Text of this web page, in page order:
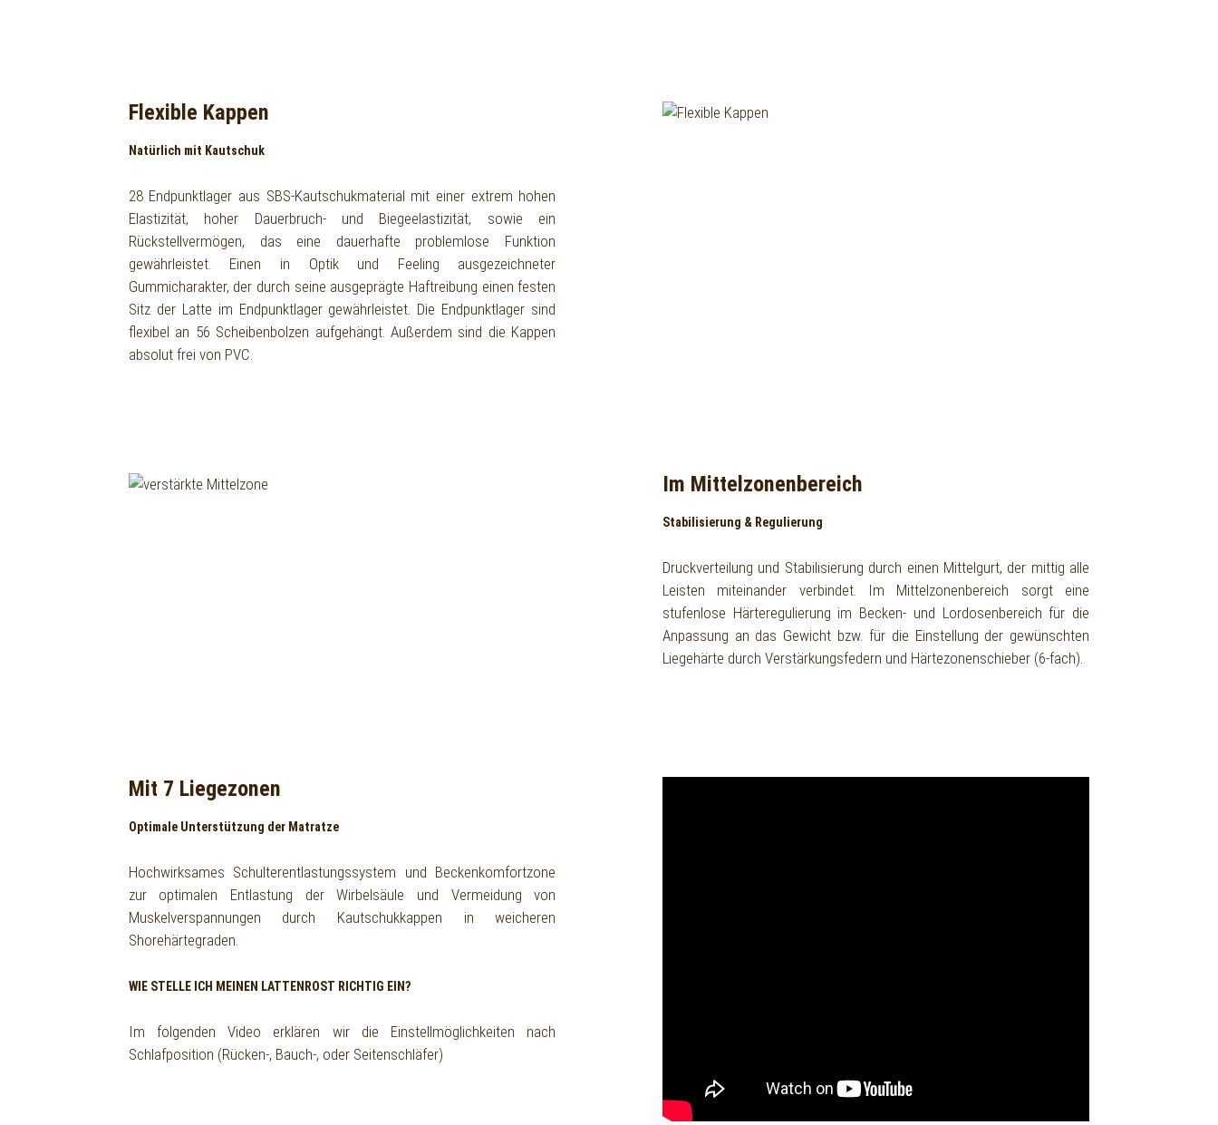
Flexible Kappen
Natürlich mit Kautschuk
28 Endpunktlager aus SBS-Kautschukmaterial mit einer extrem hohen
Elastizität, hoher Dauerbruch- und Biegeelastizität, sowie ein
Rückstellvermögen, das eine dauerhafte problemlose Funktion
gewährleistet. Einen in Optik und Feeling ausgezeichneter
Gummicharakter, der durch seine ausgeprägte Haftreibung einen festen
Sitz der Latte im Endpunktlager gewährleistet. Die Endpunktlager sind
flexibel an 56 Scheibenbolzen aufgehängt. Außerdem sind die Kappen
absolut frei von PVC.
Im Mittelzonenbereich
Stabilisierung & Regulierung
Druckverteilung und Stabilisierung durch einen Mittelgurt, der mittig alle
Leisten miteinander verbindet. Im Mittelzonenbereich sorgt eine
stufenlose Härteregulierung im Becken- und Lordosenbereich für die
Anpassung an das Gewicht bzw. für die Einstellung der gewünschten
Liegehärte durch Verstärkungsfedern und Härtezonenschieber (6-fach).
Mit 7 Liegezonen
Optimale Unterstützung der Matratze
Hochwirksames Schulterentlastungssystem und Beckenkomfortzone
zur optimalen Entlastung der Wirbelsäule und Vermeidung von
Muskelverspannungen durch Kautschukkappen in weicheren
Shorehärtegraden.
WIE STELLE ICH MEINEN LATTENROST RICHTIG EIN?
Im folgenden Video erklären wir die Einstellmöglichkeiten nach
Schlafposition (Rücken-, Bauch-, oder Seitenschläfer)